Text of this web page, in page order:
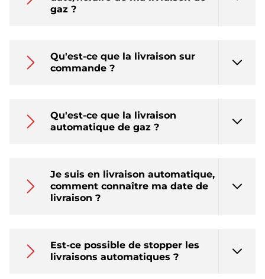
gaz ?
Qu'est-ce que la livraison sur
commande ?
Qu'est-ce que la livraison
automatique de gaz ?
Je suis en livraison automatique,
comment connaître ma date de
livraison ?
Est-ce possible de stopper les
livraisons automatiques ?